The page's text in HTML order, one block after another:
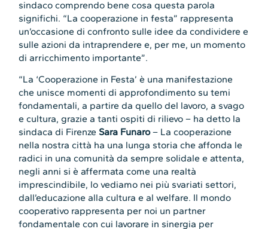
sindaco comprendo bene cosa questa parola
significhi. “La cooperazione in festa” rappresenta
un’occasione di confronto sulle idee da condividere e
sulle azioni da intraprendere e, per me, un momento
di arricchimento importante”.
“La ‘Cooperazione in Festa’ è una manifestazione
che unisce momenti di approfondimento su temi
fondamentali, a partire da quello del lavoro, a svago
e cultura, grazie a tanti ospiti di rilievo – ha detto la
sindaca di Firenze Sara Funaro– La cooperazione
nella nostra città ha una lunga storia che affonda le
radici in una comunità da sempre solidale e attenta,
negli anni si è affermata come una realtà
imprescindibile, lo vediamo nei più svariati settori,
dall’educazione alla cultura e al welfare. Il mondo
cooperativo rappresenta per noi un partner
fondamentale con cui lavorare in sinergia per